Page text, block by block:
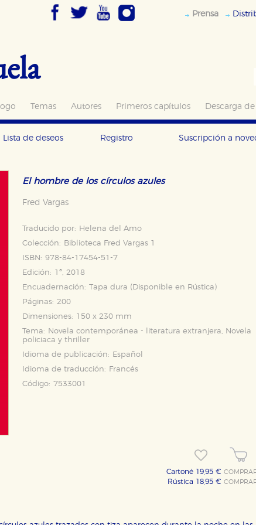
Prensa
Temas Autores Primeros capítulos Descarga
Lista de deseos Registro Suscripción a
El hombre de los círculos azules
Fred Vargas
Traducido por:
Helena del Amo
Colección:
Biblioteca Fred Vargas 1
ISBN: 978-84-17454-51-7
Edición: 1ª, 2018
Encuadernación: Tapa dura (Disponible en Rústica )
Páginas: 200
Dimensiones: 150 x 230 mm
Tema:
Novela contemporánea - literatura extranjera, Novela
policiaca y thriller
Idioma de publicación:
Español
Idioma de traducción:
Francés
Código: 7533001
Cartoné 19,95 €
Rústica 18,95 €